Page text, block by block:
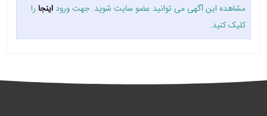
مشاهده این آگهی می توانید عضو سایت شوید. جهت ورود اینجا را
کلیک کنید.